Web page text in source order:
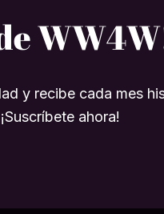
y recibe cada mes
ahora!